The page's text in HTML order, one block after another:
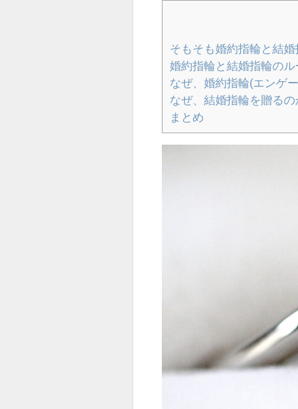
そもそも婚約指輪と結
婚約指輪と結婚指輪のル
なぜ、婚約指輪(エンゲ
なぜ、結婚指輪を贈るの
まとめ